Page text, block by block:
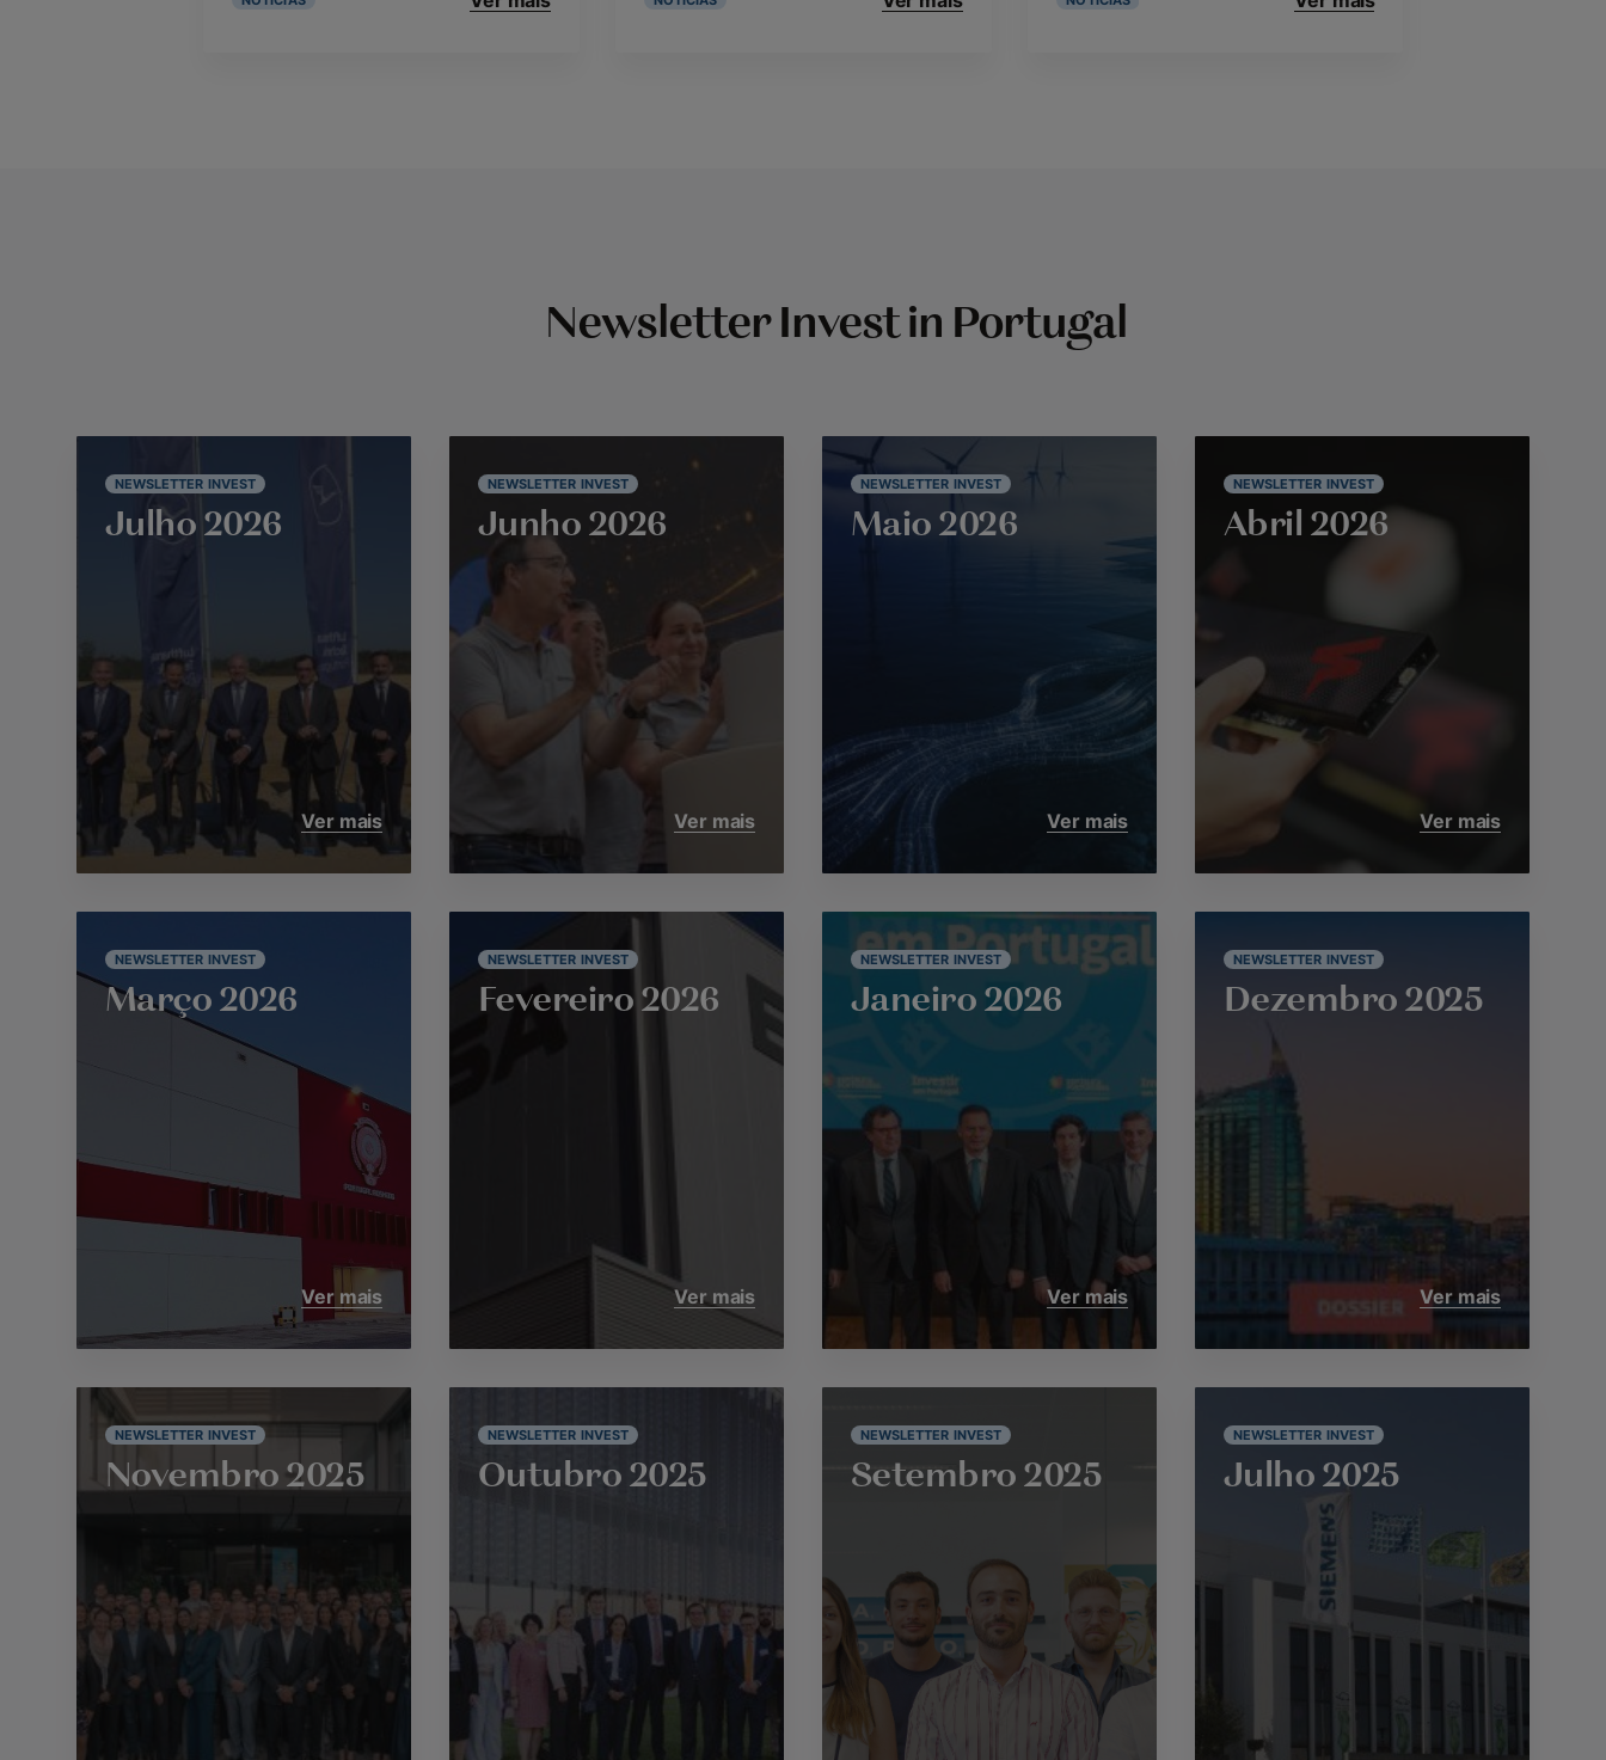
Newsletter Invest in Portugal
NEWSLETTER INVEST
Julho 2026
Ver mais
NEWSLETTER INVEST
Junho 2026
Ver mais
NEWSLETTER INVEST
Maio 2026
Ver mais
NEWSLETTER INVEST
Abril 2026
Ver mais
NEWSLETTER INVEST
Março 2026
Ver mais
NEWSLETTER INVEST
Fevereiro 2026
Ver mais
NEWSLETTER INVEST
Janeiro 2026
Ver mais
NEWSLETTER INVEST
Dezembro 2025
Ver mais
NEWSLETTER INVEST
Novembro 2025
NEWSLETTER INVEST
Outubro 2025
NEWSLETTER INVEST
Setembro 2025
NEWSLETTER INVEST
Julho 2025